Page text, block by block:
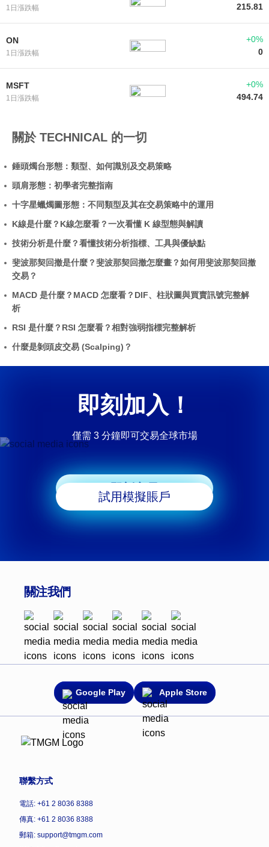
1日漲跌幅 215.81
ON
1日漲跌幅
+0%
0
MSFT
1日漲跌幅
+0%
494.74
關於 TECHNICAL 的一切
錘頭燭台形態：類型、如何識別及交易策略
頭肩形態：初學者完整指南
十字星蠟燭圖形態：不同類型及其在交易策略中的運用
K線是什麼？K線怎麼看？一次看懂 K 線型態與解讀
技術分析是什麼？看懂技術分析指標、工具與優缺點
斐波那契回撤是什麼？斐波那契回撤怎麼畫？如何用斐波那契回撤
交易？
MACD 是什麼？MACD 怎麼看？DIF、柱狀圖與買賣訊號完整解
析
RSI 是什麼？RSI 怎麼看？相對強弱指標完整解析
什麼是剝頭皮交易 (Scalping)？
即刻加入！
僅需 3 分鐘即可交易全球市場
即刻交易
試用模擬賬戶
關注我們
Google Play Apple Store
聯繫方式
電話: +61 2 8036 8388
傳真: +61 2 8036 8388
郵箱: support@tmgm.com